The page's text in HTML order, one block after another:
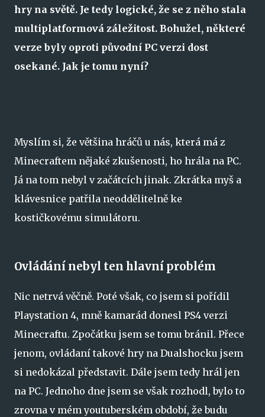
hry na světě. Je tedy logické, že se z něho stala
multiplatformová záležitost. Bohužel, některé
verze byly oproti původní PC verzi dost
osekané. Jak je tomu nyní?
Myslím si, že většina hráčů u nás, která má z
Minecraftem nějaké zkušenosti, ho hrála na PC.
Já na tom nebyl v začátcích jinak. Zkrátka myš a
klávesnice patřila neoddělitelně ke
kostičkovému simulátoru.
Ovládání nebyl ten hlavní problém
Nic netrvá věčně. Poté však, co jsem si pořídil
Playstation 4, mně kamarád donesl PS4 verzi
Minecraftu. Zpočátku jsem se tomu bránil. Přece
jenom, ovládaní takové hry na Dualshocku jsem
si nedokázal představit. Dále jsem tedy hrál jen
na PC. Jednoho dne jsem se však rozhodl, bylo to
zrovna v mém youtuberském období, že budu